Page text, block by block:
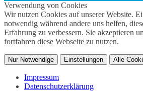
Verwendung von Cookies
Wir nutzen Cookies auf unserer Website.
notwendig während andere uns helfen,
Erfahrung zu verbessern. Sie akzeptieren
fortfahren diese Webseite zu nutzen.
Nur Notwendige Einstellungen Alle
Impressum
Datenschutzerklärung